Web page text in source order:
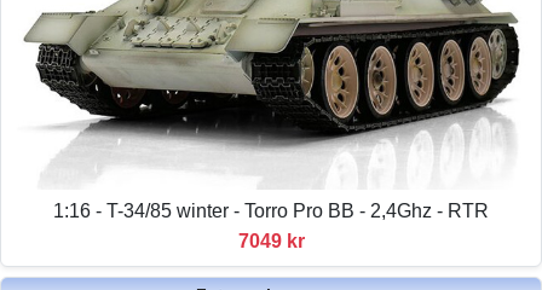
1:16 - T-34/85 winter - Torro Pro BB - 2,4Ghz - RTR
7049 kr